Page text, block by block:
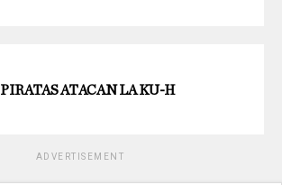
PIRATAS ATACAN LA KU-H
ADVERTISEMENT